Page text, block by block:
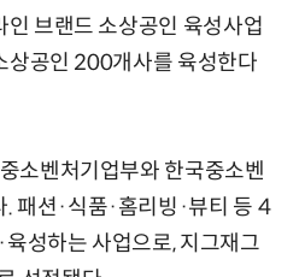
브랜드 소상공인 육성사업
상공인 200개사를 육성한다
소벤처기업부와 한국중소벤
패션·식품·홈리빙·뷰티 등 4
성하는 사업으로, 지그재그